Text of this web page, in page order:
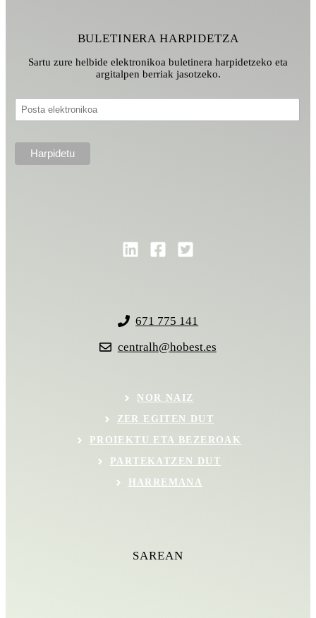
BULETINERA HARPIDETZA
Sartu zure helbide elektronikoa buletinera harpidetzeko eta
argitalpen berriak jasotzeko.
SAREAN
671 775 141
centralh@hobest.es
NOR NAIZ
ZER EGITEN DUT
PROIEKTU ETA BEZEROAK
PARTEKATZEN DUT
HARREMANA